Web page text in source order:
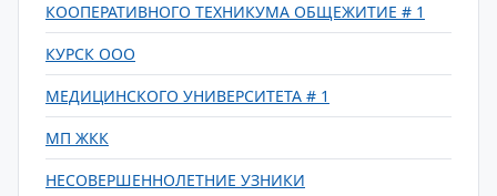
КООПЕРАТИВНОГО ТЕХНИКУМА ОБЩЕЖИТИЕ # 1
КУРСК ООО
МЕДИЦИНСКОГО УНИВЕРСИТЕТА # 1
МП ЖКК
НЕСОВЕРШЕННОЛЕТНИЕ УЗНИКИ